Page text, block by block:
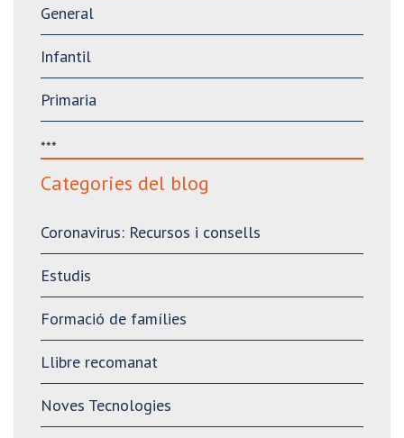
General
Infantil
Primaria
***
Categories del blog
Coronavirus: Recursos i consells
Estudis
Formació de famílies
Llibre recomanat
Noves Tecnologies